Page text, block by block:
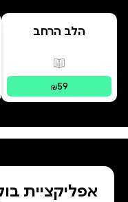
הלב הרחב
פורמטים
₪59
אפליקציית